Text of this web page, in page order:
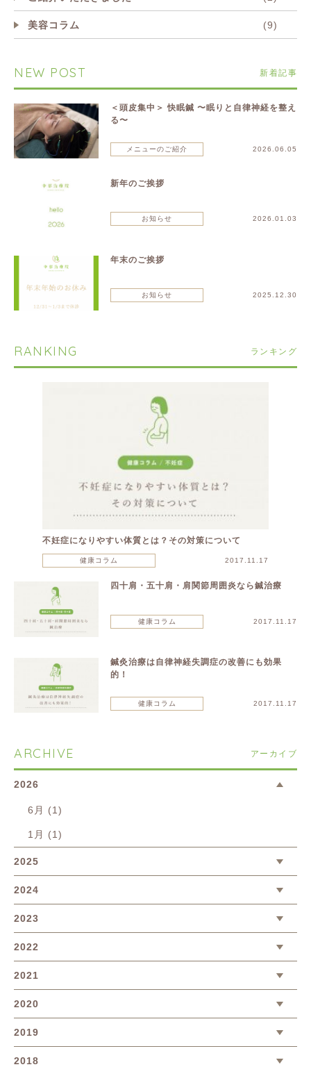
美容コラム (9)
NEW POST 新着記事
＜頭皮集中＞ 快眠鍼 〜眠りと自律神経を整え
る〜
メニューのご紹介 2026.06.05
新年のご挨拶
お知らせ 2026.01.03
年末のご挨拶
お知らせ 2025.12.30
RANKING ランキング
不妊症になりやすい体質とは？その対策について
健康コラム 2017.11.17
四十肩・五十肩・肩関節周囲炎なら鍼治療
健康コラム 2017.11.17
鍼灸治療は自律神経失調症の改善にも効果
的！
健康コラム 2017.11.17
ARCHIVE アーカイブ
2026
6月 (1)
1月 (1)
2025
2024
2023
2022
2021
2020
2019
2018